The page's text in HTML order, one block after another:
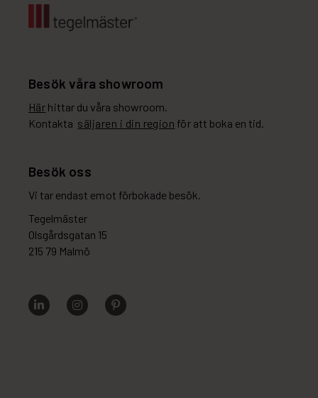
Besök våra showroom
Här hittar du våra showroom.
Kontakta säljaren i din region för att boka en tid.
Besök oss
Vi tar endast emot förbokade besök.
Tegelmäster
Olsgårdsgatan 15
215 79 Malmö